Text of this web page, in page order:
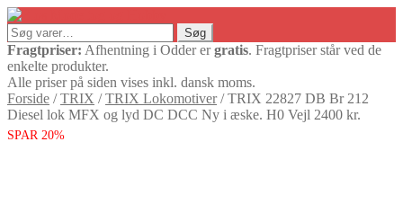
Søg
efter:
Søg
Fragtpriser: Afhentning i Odder ergratis. Fragtpriser står ved de
enkelte produkter.
Alle priser på siden vises inkl. dansk moms.
Forside /TRIX /TRIX Lokomotiver/TRIX 22827 DB Br 212
Diesel lok MFX og lyd DC DCC Ny i æske. H0 Vejl 2400 kr.
SPAR 20%